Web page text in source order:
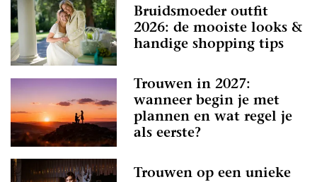
Bruidsmoeder outfit
2026: de mooiste looks &
handige shopping tips
Trouwen in 2027:
wanneer begin je met
plannen en wat regel je
als eerste?
Trouwen op een unieke